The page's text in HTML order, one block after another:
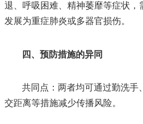
退、呼吸困难、精神萎靡等症状，
发展为重症肺炎或多器官损伤。
四、预防措施的异同
共同点：两者均可通过勤洗手
交距离等措施减少传播风险。